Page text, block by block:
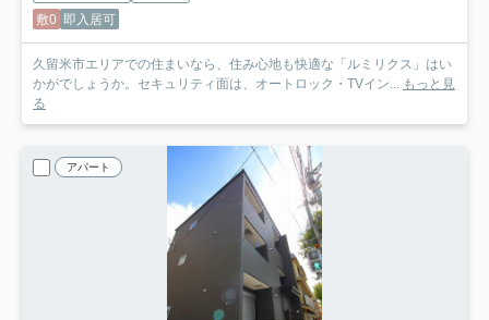
敷0 即入居可
久留米市エリアでの住まいなら、住み心地も快適な「ルミリクス」はい
かがでしょうか。セキュリティ面は、オートロック・TVイン... もっと見
る
アパート